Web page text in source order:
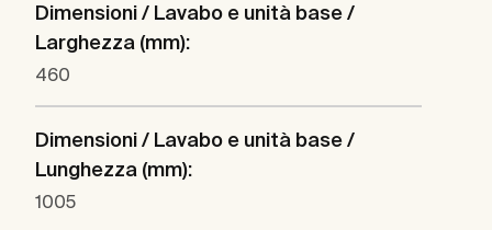
Dimensioni / Lavabo e unità base /
Larghezza (mm):
460
Dimensioni / Lavabo e unità base /
Lunghezza (mm):
1005